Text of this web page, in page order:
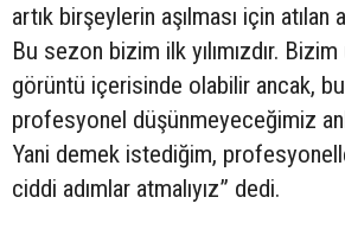
artık birşeylerin aşılması için atılan
Bu sezon bizim ilk yılımızdır.
görüntü içerisinde olabilir ancak,
profesyonel düşünmeyeceğimiz
Yani demek istediğim,
ciddi adımlar atmalıyız” dedi.